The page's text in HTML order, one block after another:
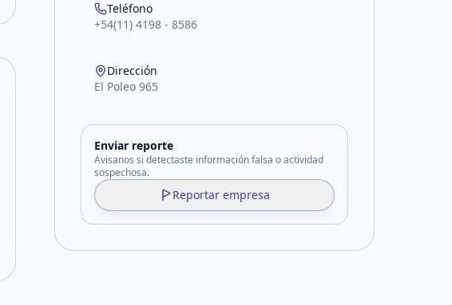
Teléfono
+54(11) 4198 - 8586
Dirección
El Poleo 965
Enviar reporte
Avisanos si detectaste información falsa o actividad
sospechosa.
Reportar empresa